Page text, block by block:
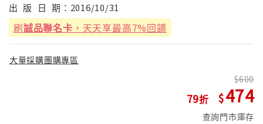
出 版 日 期： 2016/10/31
刷誠品聯名卡 ，天天享最高7%回饋
大量採購團購專區
79
600
474
查詢門市庫存